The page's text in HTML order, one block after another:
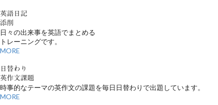
英語日記
添削
日々の出来事を英語でまとめる
トレーニングです。
MORE
日替わり
英作文課題
時事的なテーマの英作文の課題を毎日日替わりで出題しています。
MORE